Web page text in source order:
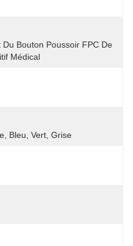
Bouton Poussoir FPC De
Médical
Bleu, Vert, Grise